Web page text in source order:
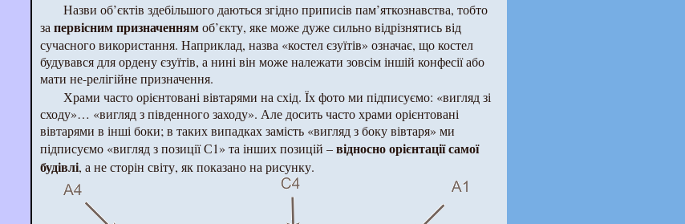
Назви об’єктів здебільшого даються згідно приписів пам’яткознавства, тобто
за первісним призначеннямоб’єкту, яке може дуже сильно відрізнятись від
сучасного використання. Наприклад, назва «костел єзуїтів» означає, що костел
будувався для ордену єзуїтів, а нині він може належати зовсім іншій конфесії або
мати не-релігійне призначення.
Храми часто орієнтовані вівтарями на схід. Їх фото ми підписуємо: «вигляд зі
сходу»… «вигляд з південного заходу». Але досить часто храми орієнтовані
вівтарями в інші боки; в таких випадках замість «вигляд з боку вівтаря» ми
підписуємо «вигляд з позиції С1» та інших позицій –відносно орієнтації самої
будівлі, а не сторін світу, як показано на рисунку.